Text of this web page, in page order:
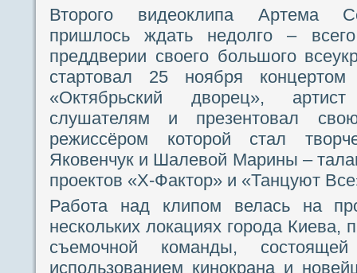
Второго видеоклипа Артема
пришлось ждать недолго –
преддверии своего большого
стартовал 25 ноября
«Октябрьский дворец»,
слушателям и презентовал
режиссёром которой стал
Яковенчук и Шалевой Марины –
проектов «Х-Фактор» и «Танцуют
Работа над клипом велась на
нескольких локациях города Киева,
съемочной команды,
использованием кинокрана и